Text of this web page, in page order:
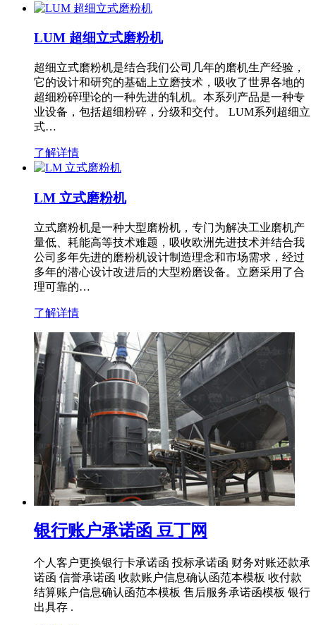
LUM 超细立式磨粉机
超细立式磨粉机是结合我们公司几年的磨机生产经验，
它的设计和研究的基础上立磨技术，吸收了世界各地的
超细粉碎理论的一种先进的轧机。本系列产品是一种专
业设备，包括超细粉碎，分级和交付。 LUM系列超细立
式…
了解详情
LM 立式磨粉机
立式磨粉机是一种大型磨粉机，专门为解决工业磨机产
量低、耗能高等技术难题，吸收欧洲先进技术并结合我
公司多年先进的磨粉机设计制造理念和市场需求，经过
多年的潜心设计改进后的大型粉磨设备。立磨采用了合
理可靠的…
了解详情
银行账户承诺函 豆丁网
个人客户更换银行卡承诺函 投标承诺函 财务对账还款承
诺函 信誉承诺函 收款账户信息确认函范本模板 收付款
结算账户信息确认函范本模板 售后服务承诺函模板 银行
出具存 .